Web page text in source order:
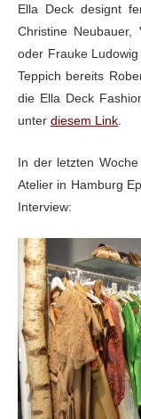
Ella Deck designt
Christine
oder Frauke
Teppich bereits
die Ella Deck
unter diesem Link
In der letzten
Atelier in Hamburg
Interview: